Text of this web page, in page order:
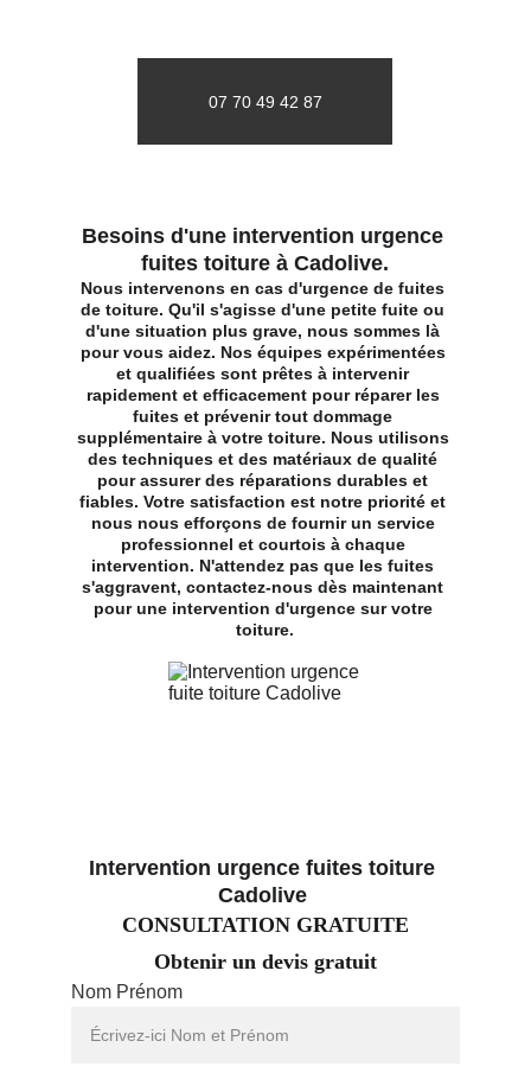
07 70 49 42 87
CONSULTATION GRATUITE
Obtenir un devis gratuit
Nom Prénom
Besoins d'une intervention urgence
fuites toiture à Cadolive.
Nous intervenons en cas d'urgence de fuites
de toiture. Qu'il s'agisse d'une petite fuite ou
d'une situation plus grave, nous sommes là
pour vous aidez. Nos équipes expérimentées
et qualifiées sont prêtes à intervenir
rapidement et efficacement pour réparer les
fuites et prévenir tout dommage
supplémentaire à votre toiture. Nous utilisons
des techniques et des matériaux de qualité
pour assurer des réparations durables et
fiables. Votre satisfaction est notre priorité et
nous nous efforçons de fournir un service
professionnel et courtois à chaque
intervention. N'attendez pas que les fuites
s'aggravent, contactez-nous dès maintenant
pour une intervention d'urgence sur votre
toiture.
Intervention urgence fuites toiture
Cadolive